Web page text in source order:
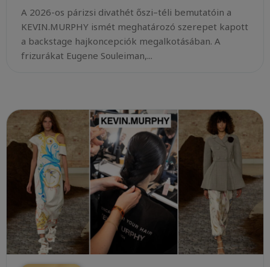
A 2026-os párizsi divathét őszi–téli bemutatóin a
KEVIN.MURPHY ismét meghatározó szerepet kapott
a backstage hajkoncepciók megalkotásában. A
frizurákat Eugene Souleiman,...